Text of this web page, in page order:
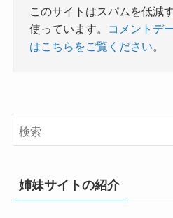
このサイトはスパムを低減
使っています。
コメントデ
はこちらをご覧ください。
姉妹サイトの紹介